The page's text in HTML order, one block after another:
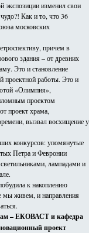
экспозиции изменил свои
Как и то, что 36
московских
причем в
здания – от древних
Это и становление
проектной работы. Это и
«Олимпия»,
проектом
проект храма,
вызвал восхищение у
конкурсов: упомянутые
Петра и Февронии
лампадами и
к накоплению
мы живем, и направления
– ЕКОВАСТ и кафедра
проект